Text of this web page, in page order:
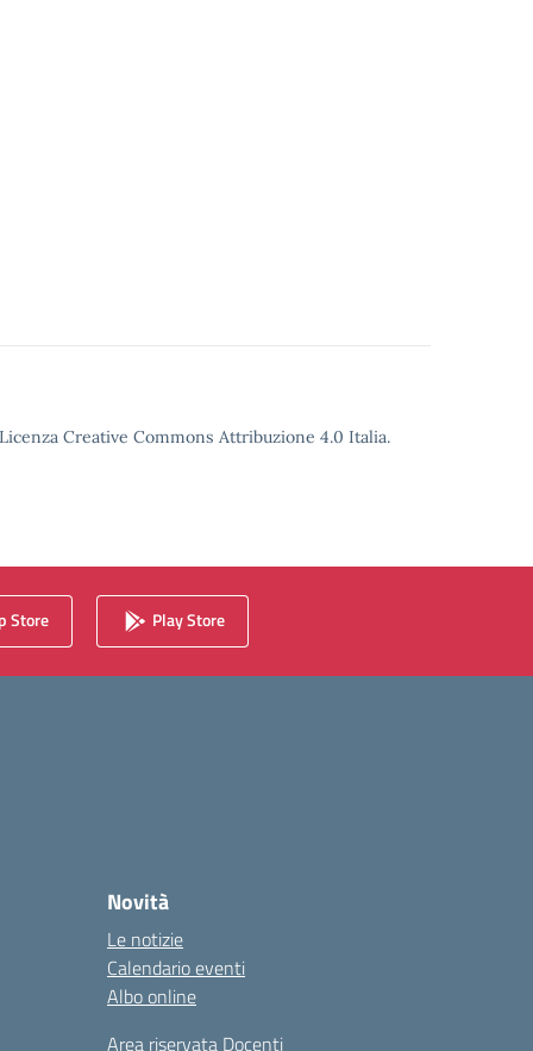
Creative Commons Attribuzione 4.0 Italia.
Store Play Store
Novità
Le notizie
Calendario eventi
Albo online
Area riservata Docenti